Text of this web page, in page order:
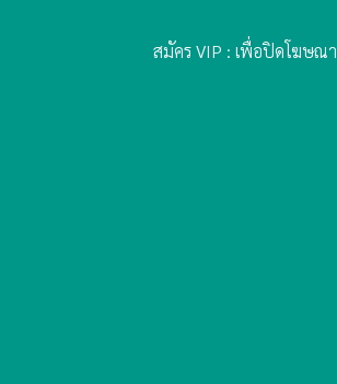
สมัคร VIP : เพื่อปิดโฆษณา